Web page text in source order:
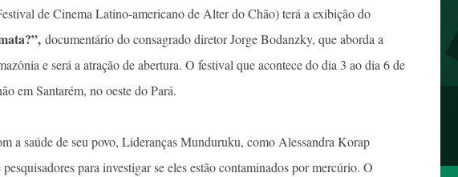
de Cinema Latino-americano de Alter do Chão) terá a exibição do
documentário do consagrado diretor Jorge Bodanzky, que aborda a
e será a atração de abertura. O festival que acontece do dia 3 ao dia 6 de
em Santarém, no oeste do Pará.
a saúde de seu povo, Lideranças Munduruku, como Alessandra Korap
para investigar se eles estão contaminados por mercúrio. O